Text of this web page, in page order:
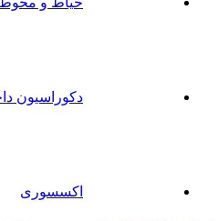
دکوراسیون
اکسسوری